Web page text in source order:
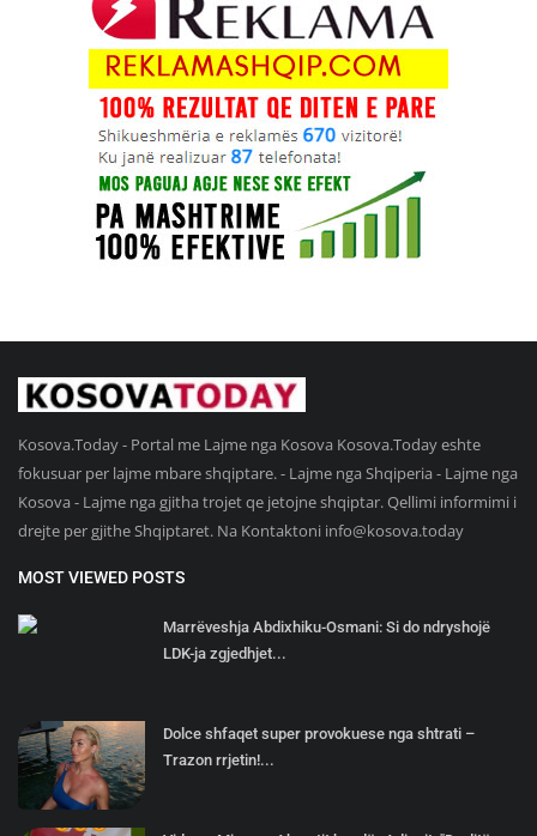
Kosova.Today - Portal me Lajme nga Kosova Kosova.Today eshte
fokusuar per lajme mbare shqiptare. - Lajme nga Shqiperia - Lajme nga
Kosova - Lajme nga gjitha trojet qe jetojne shqiptar. Qellimi informimi i
drejte per gjithe Shqiptaret. Na Kontaktoni info@kosova.today
MOST VIEWED POSTS
Marrëveshja Abdixhiku-Osmani: Si do ndryshojë
LDK-ja zgjedhjet...
Dolce shfaqet super provokuese nga shtrati –
Trazon rrjetin!...